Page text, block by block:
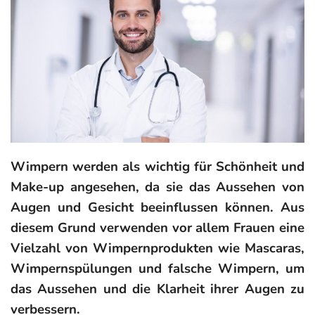
Wimpern werden als wichtig für Schönheit und
Make-up angesehen, da sie das Aussehen von
Augen und Gesicht beeinflussen können. Aus
diesem Grund verwenden vor allem Frauen eine
Vielzahl von Wimpernprodukten wie Mascaras,
Wimpernspülungen und falsche Wimpern, um
das Aussehen und die Klarheit ihrer Augen zu
verbessern.